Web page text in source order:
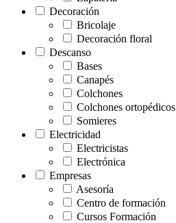
Decoración
Bricolaje
Decoración floral
Descanso
Bases
Canapés
Colchones
Colchones ortopédicos
Somieres
Electricidad
Electricistas
Electrónica
Empresas
Asesoría
Centro de formación
Cursos Formación